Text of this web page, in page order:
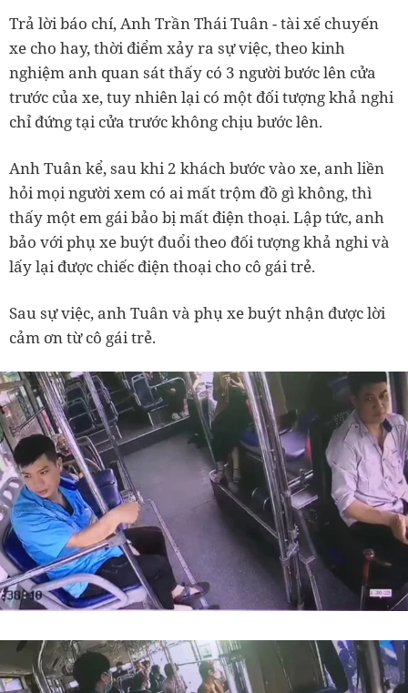
Trả lời báo chí, Anh Trần Thái Tuân - tài xế chuyến
xe cho hay, thời điểm xảy ra sự việc, theo kinh
nghiệm anh quan sát thấy có 3 người bước lên cửa
trước của xe, tuy nhiên lại có một đối tượng khả nghi
chỉ đứng tại cửa trước không chịu bước lên.
Anh Tuân kể, sau khi 2 khách bước vào xe, anh liền
hỏi mọi người xem có ai mất trộm đồ gì không, thì
thấy một em gái bảo bị mất điện thoại. Lập tức, anh
bảo với phụ xe buýt đuổi theo đối tượng khả nghi và
lấy lại được chiếc điện thoại cho cô gái trẻ.
Sau sự việc, anh Tuân và phụ xe buýt nhận được lời
cảm ơn từ cô gái trẻ.